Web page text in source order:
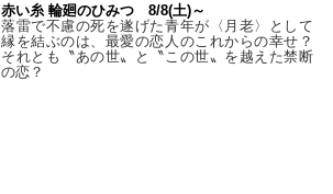
赤い糸 輪廻のひみつ 8/8(土)～
落雷で不慮の死を遂げた青年が〈月老〉として
縁を結ぶのは、最愛の恋人のこれからの幸せ？
それとも〝あの世〟と〝この世〟を越えた禁断
の恋？